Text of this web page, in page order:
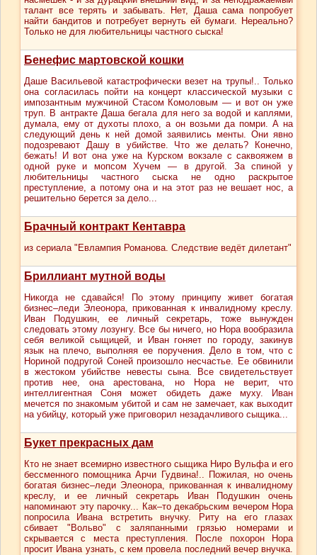
талант все терять и забывать. Нет, Даша сама попробует
найти бандитов и потребует вернуть ей бумаги. Нереально?
Только не для любительницы частного сыска!
Бенефис мартовской кошки
Даше Васильевой катастрофически везет на трупы!.. Только
она согласилась пойти на концерт классической музыки с
импозантным мужчиной Стасом Комоловым — и вот он уже
труп. В антракте Даша бегала для него за водой и каплями,
думала, ему от духоты плохо, а он возьми да помри. А на
следующий день к ней домой заявились менты. Они явно
подозревают Дашу в убийстве. Что же делать? Конечно,
бежать! И вот она уже на Курском вокзале с саквояжем в
одной руке и мопсом Хучем — в другой. За спиной у
любительницы частного сыска не одно раскрытое
преступление, а потому она и на этот раз не вешает нос, а
решительно берется за дело...
Брачный контракт Кентавра
из сериала "Евлампия Романова. Следствие ведёт дилетант"
Бриллиант мутной воды
Никогда не сдавайся! По этому принципу живет богатая
бизнес–леди Элеонора, прикованная к инвалидному креслу.
Иван Подушкин, ее личный секретарь, тоже вынужден
следовать этому лозунгу. Все бы ничего, но Нора вообразила
себя великой сыщицей, и Иван гоняет по городу, закинув
язык на плечо, выполняя ее поручения. Дело в том, что с
Нориной подругой Соней произошло несчастье. Ее обвинили
в жестоком убийстве невесты сына. Все свидетельствует
против нее, она арестована, но Нора не верит, что
интеллигентная Соня может обидеть даже муху. Иван
мечется по знакомым убитой и сам не замечает, как выходит
на убийцу, который уже приговорил незадачливого сыщика...
Букет прекрасных дам
Кто не знает всемирно известного сыщика Ниро Вульфа и его
бессменного помощника Арчи Гудвина!.. Пожилая, но очень
богатая бизнес–леди Элеонора, прикованная к инвалидному
креслу, и ее личный секретарь Иван Подушкин очень
напоминают эту парочку... Как–то декабрьским вечером Нора
попросила Ивана встретить внучку. Риту на его глазах
сбивает "Вольво" с заляпанными грязью номерами и
скрывается с места преступления. После похорон Нора
просит Ивана узнать, с кем провела последний вечер внучка.